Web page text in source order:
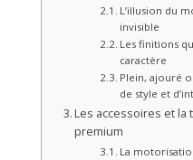
L’illusion du
invisible
Les finitions
caractère
Plein, ajouré
de style et
Les accessoires et la
premium
La